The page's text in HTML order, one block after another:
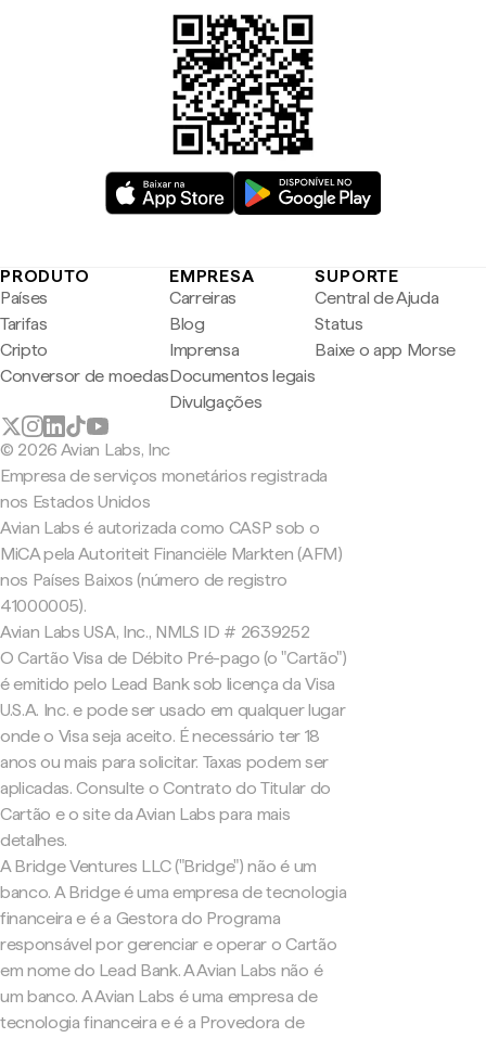
PRODUTO
Países
Tarifas
Cripto
Conversor de moedas
EMPRESA
Carreiras
Blog
Imprensa
Documentos legais
Divulgações
SUPORTE
Central de Ajuda
Status
Baixe o app Morse
© 2026 Avian Labs, Inc
Empresa de serviços monetários registrada
nos Estados Unidos
Avian Labs é autorizada como CASP sob o
MiCA pela Autoriteit Financiële Markten (AFM)
nos Países Baixos (número de registro
41000005).
Avian Labs USA, Inc., NMLS ID # 2639252
O Cartão Visa de Débito Pré-pago (o "Cartão")
é emitido pelo Lead Bank sob licença da Visa
U.S.A. Inc. e pode ser usado em qualquer lugar
onde o Visa seja aceito. É necessário ter 18
anos ou mais para solicitar. Taxas podem ser
aplicadas. Consulte o Contrato do Titular do
Cartão e o site da Avian Labs para mais
detalhes.
A Bridge Ventures LLC ("Bridge") não é um
banco. A Bridge é uma empresa de tecnologia
financeira e é a Gestora do Programa
responsável por gerenciar e operar o Cartão
em nome do Lead Bank. A Avian Labs não é
um banco. A Avian Labs é uma empresa de
tecnologia financeira e é a Provedora de